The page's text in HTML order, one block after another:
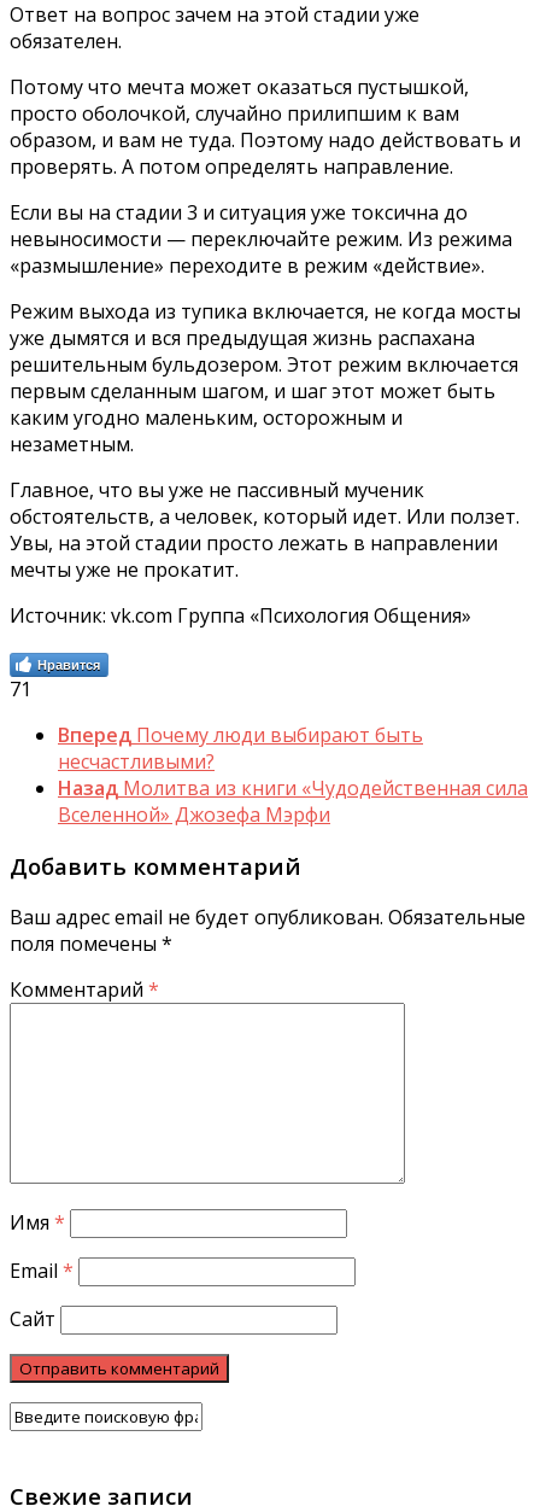
Ответ на вопрос зачем на этой стадии уже
обязателен.
Потому что мечта может оказаться пустышкой,
просто оболочкой, случайно прилипшим к вам
образом, и вам не туда. Поэтому надо действовать и
проверять. А потом определять направление.
Если вы на стадии 3 и ситуация уже токсична до
невыносимости — переключайте режим. Из режима
«размышление» переходите в режим «действие».
Режим выхода из тупика включается, не когда мосты
уже дымятся и вся предыдущая жизнь распахана
решительным бульдозером. Этот режим включается
первым сделанным шагом, и шаг этот может быть
каким угодно маленьким, осторожным и
незаметным.
Главное, что вы уже не пассивный мученик
обстоятельств, а человек, который идет. Или ползет.
Увы, на этой стадии просто лежать в направлении
мечты уже не прокатит.
Источник: vk.com Группа «Психология Общения»
Нравится
71
Вперед Почему люди выбирают быть
несчастливыми?
Назад Молитва из книги «Чудодейственная сила
Вселенной» Джозефа Мэрфи
Добавить комментарий
Ваш адрес email не будет опубликован. Обязательные
поля помечены *
Комментарий *
Имя *
Email *
Сайт
Свежие записи